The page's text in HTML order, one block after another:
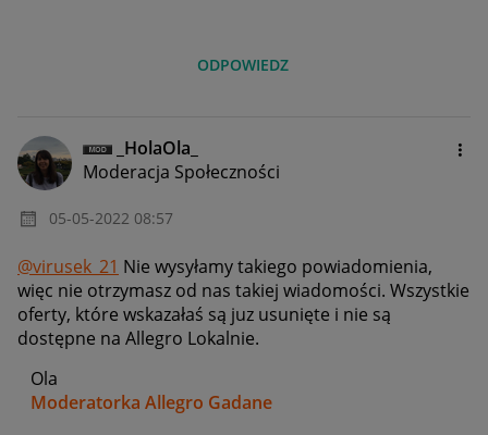
ODPOWIEDZ
_HolaOla_
Moderacja Społeczności
‎05-05-2022 08:57
@virusek_21 Nie wysyłamy takiego powiadomienia,
więc nie otrzymasz od nas takiej wiadomości. Wszystkie
oferty, które wskazałaś są juz usunięte i nie są
dostępne na Allegro Lokalnie.
Ola
Moderatorka Allegro Gadane